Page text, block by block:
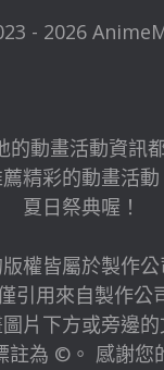
- 2026
的動畫活動資訊
精彩的動畫活
夏日祭典喔！
權皆屬於製作
引用來自製作公
片下方或旁邊
註為 ©。 感謝您